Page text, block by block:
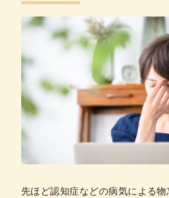
先ほど認知症などの病気による